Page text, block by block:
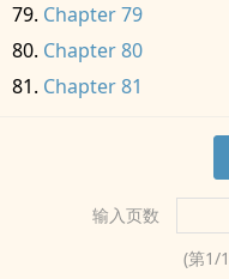
Chapter 79
Chapter 80
Chapter 81
输入页数
(第1/1